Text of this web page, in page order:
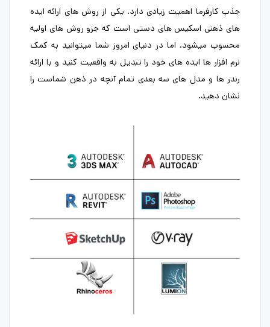
جذب کارفرما اهمیت زیادی دارد. یکی از روش های ارائه ایده
های ذهنی اسکیس های دستی است که جزو روش های اولیه
محسوب میشود. اما در دنیای امروز شما میتوانید به کمک
نرم افزار ها ایده های خود را تبدیل به واقعیت کنید و با ارائه
رندر ها و مدل های سه بعدی تمام آنچه در ذهن شماست را
نشان دهید.